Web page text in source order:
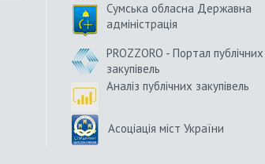
Сумська обласна Державна
адміністрація
PROZZORO - Портал публічних
закупівель
Аналіз публічних закупівель
Асоціація міст України